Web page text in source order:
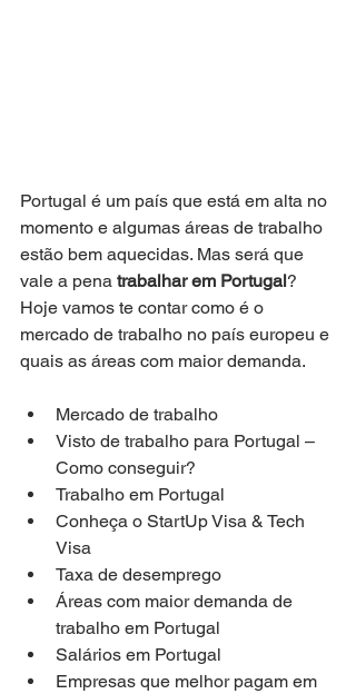
Portugal é um país que está em alta no
momento e algumas áreas de trabalho
estão bem aquecidas. Mas será que
vale a pena trabalhar em Portugal?
Hoje vamos te contar como é o
mercado de trabalho no país europeu e
quais as áreas com maior demanda.
Mercado de trabalho
Visto de trabalho para Portugal –
Como conseguir?
Trabalho em Portugal
Conheça o StartUp Visa & Tech
Visa
Taxa de desemprego
Áreas com maior demanda de
trabalho em Portugal
Salários em Portugal
Empresas que melhor pagam em